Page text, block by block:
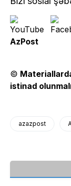
AzPost
©
istinad
azazpost